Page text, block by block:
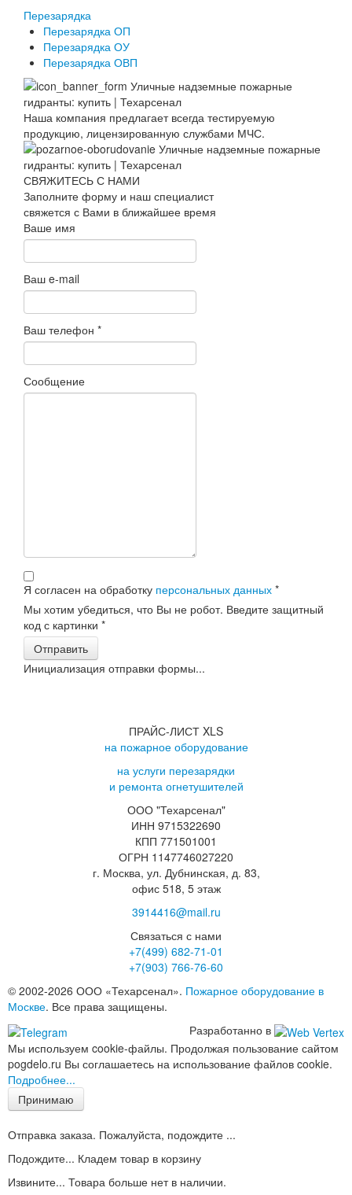
Перезарядка
Перезарядка ОП
Перезарядка ОУ
Перезарядка ОВП
Наша компания предлагает всегда тестируемую
продукцию, лицензированную службами МЧС.
СВЯЖИТЕСЬ С НАМИ
Заполните форму и наш специалист
свяжется с Вами в ближайшее время
Ваше имя
Ваш e-mail
Ваш телефон *
Сообщение
Я согласен на обработку персональных данных *
Мы хотим убедиться, что Вы не робот. Введите защитный
код с картинки *
Отправить
Инициализация отправки формы...
ПРАЙС-ЛИСТ XLS
на пожарное оборудование
на услуги перезарядки
и ремонта огнетушителей
ООО "Техарсенал"
ИНН 9715322690
КПП 771501001
ОГРН 1147746027220
г. Москва, ул. Дубнинская, д. 83,
офис 518, 5 этаж
3914416@mail.ru
Связаться с нами
+7(499) 682-71-01
+7(903) 766-76-60
© 2002-2026 ООО «Техарсенал». Пожарное оборудование в
Москве. Все права защищены.
Разработанно в
Мы используем cookie-файлы. Продолжая пользование сайтом
pogdelo.ru Вы соглашаетесь на использование файлов cookie.
Подробнее...
Принимаю
Отправка заказа. Пожалуйста, подождите ...
Подождите... Кладем товар в корзину
Извините... Товара больше нет в наличии.